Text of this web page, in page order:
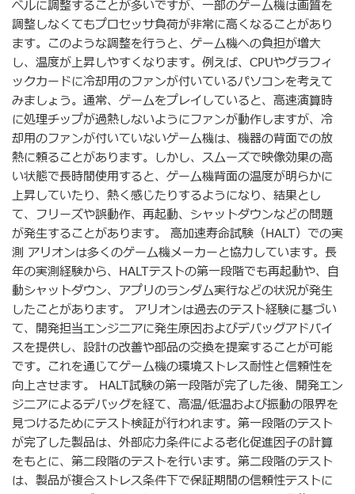
ベルに調整することが多いですが、一部のゲーム機は画質を
調整しなくてもプロセッサ負荷が非常に高くなることがあり
ます。このような調整を行うと、ゲーム機への負担が増大
し、温度が上昇しやすくなります。例えば、CPUやグラフィ
ックカードに冷却用のファンが付いているパソコンを考えて
みましょう。通常、ゲームをプレイしていると、高速演算時
に処理チップが過熱しないようにファンが動作しますが、冷
却用のファンが付いていないゲーム機は、機器の背面での放
熱に頼ることがあります。しかし、スムーズで映像効果の高
い状態で長時間使用すると、ゲーム機背面の温度が明らかに
上昇していたり、熱く感じたりするようになり、結果とし
て、フリーズや誤動作、再起動、シャットダウンなどの問題
が発生することがあります。 高加速寿命試験（HALT）での実
測 アリオンは多くのゲーム機メーカーと協力しています。長
年の実測経験から、HALTテストの第一段階でも再起動や、自
動シャットダウン、アプリのランダム実行などの状況が発生
したことがあります。 アリオンは過去のテスト経験に基づい
て、開発担当エンジニアに発生原因およびデバッグアドバイ
スを提供し、設計の改善や部品の交換を提案することが可能
です。これを通じてゲーム機の環境ストレス耐性と信頼性を
向上させます。 HALT試験の第一段階が完了した後、開発エン
ジニアによるデバッグを経て、高温/低温および振動の限界を
見つけるためにテスト検証が行われます。第一段階のテスト
が完了した製品は、外部応力条件による老化促進因子の計算
をもとに、第二段階のテストを行います。第二段階のテスト
は、製品が複合ストレス条件下で保証期間の信頼性テストに